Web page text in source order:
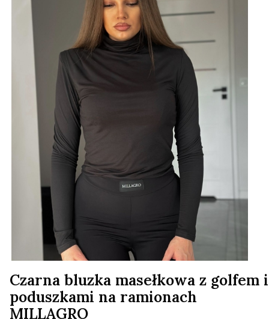
Czarna bluzka masełkowa z golfem i
poduszkami na ramionach
MILLAGRO